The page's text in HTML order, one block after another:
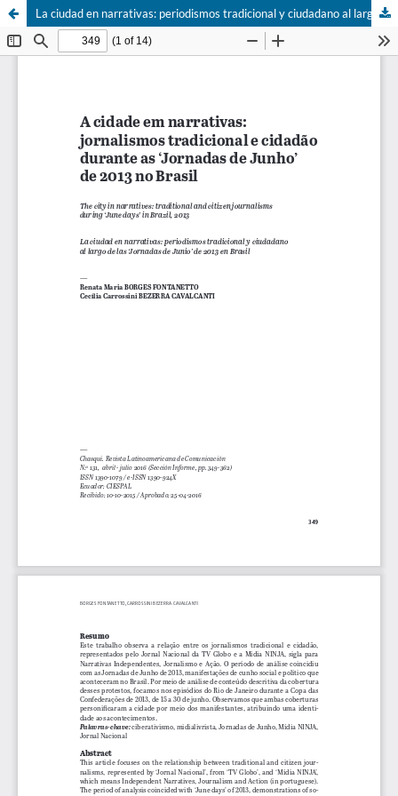
La ciudad en narrativas: periodismos tradicional y ciudadano al largo de las ‘Jornadas de Junio’ de 2013 en Brasil